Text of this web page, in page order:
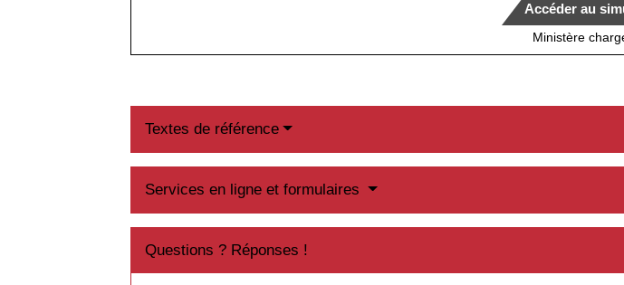
Accéder au
Ministère
Textes de référence
Services en ligne et formulaires
Questions ? Réponses !